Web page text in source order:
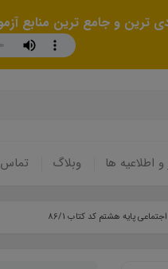
ترین و جامع ترین منابع
و اطلاعیه ها وبلاگ تماس
پایه هشتم کد کتاب 86/1